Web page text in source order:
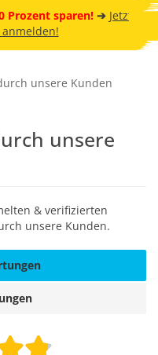
sparen!➔ Jetzt
unsere Kunden
unsere
& verifizierten
unsere Kunden.